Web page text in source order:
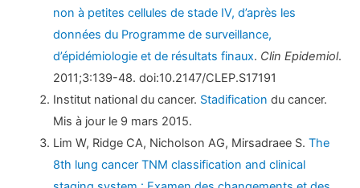
non à petites cellules de stade IV, d’après les
données du Programme de surveillance,
d’épidémiologie et de résultats finaux. Clin Epidemiol.
2011;3:139-48. doi:10.2147/CLEP.S17191
Institut national du cancer. Stadification du cancer.
Mis à jour le 9 mars 2015.
Lim W, Ridge CA, Nicholson AG, Mirsadraee S.The
8th lung cancer TNM classification and clinical